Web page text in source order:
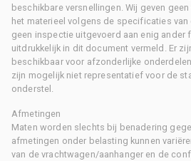
beschikbare versnellingen. Wij geven
het materieel volgens de specificaties van
geen inspectie uitgevoerd aan enig
uitdrukkelijk in dit document vermeld. Er
beschikbaar voor afzonderlijke
zijn mogelijk niet representatief voor de
onderstel.
Afmetingen
Maten worden slechts bij benadering
afmetingen onder belasting kunnen
van de vrachtwagen/aanhanger en de